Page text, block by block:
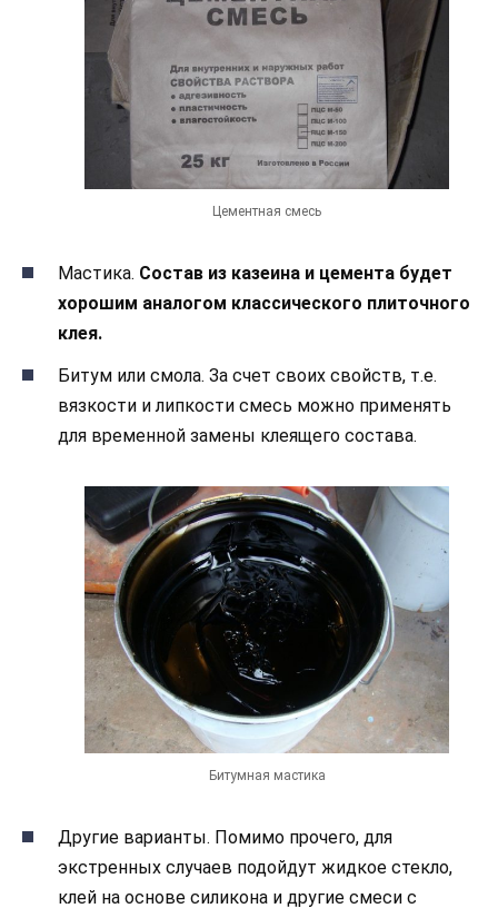
Цементная смесь
Мастика. Состав из казеина и цемента будет
хорошим аналогом классического плиточного
клея.
Битум или смола. За счет своих свойств, т.е.
вязкости и липкости смесь можно применять
для временной замены клеящего состава.
Битумная мастика
Другие варианты. Помимо прочего, для
экстренных случаев подойдут жидкое стекло,
клей на основе силикона и другие смеси с